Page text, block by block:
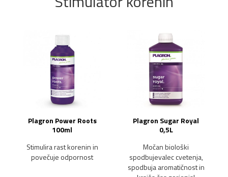
Plagron Power Roots
100ml
Stimulira rast korenin in
povečuje odpornost
Plagron Sugar Royal
0,5L
Močan biološki
spodbujevalec cvetenja,
spodbuja aromatičnost in